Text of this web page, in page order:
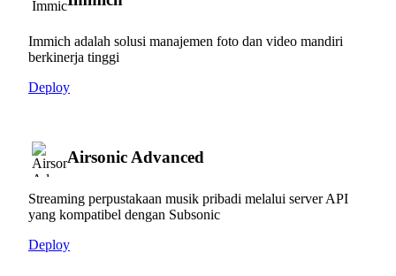
Immich adalah solusi manajemen foto dan video mandiri
berkinerja tinggi
Deploy
Airsonic Advanced
Streaming perpustakaan musik pribadi melalui server API
yang kompatibel dengan Subsonic
Deploy